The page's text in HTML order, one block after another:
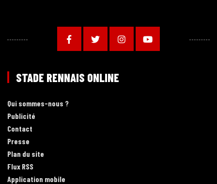
STADE RENNAIS ONLINE
Qui sommes-nous ?
Publicité
Contact
Presse
Plan du site
Flux RSS
Application mobile